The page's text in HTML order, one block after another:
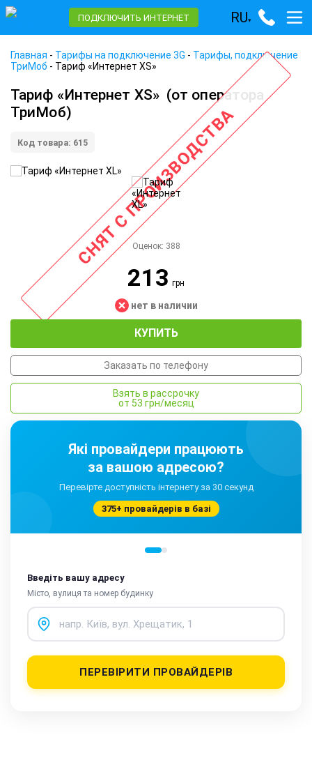
ПОДКЛЮЧИТЬ ИНТЕРНЕТ RU▾
Главная - Тарифы на подключение 3G - Тарифы, подключение
ТриМоб - Тариф «Интернет XS»
Тариф «Интернет XS» (от оператора
ТриМоб)
Код товара: 615СНЯТ С ПРОИЗВОДСТВА
Оценок: 388
213грн
нет в наличии
КУПИТЬ
Заказать по телефону
Взять в рассрочку
от 53 грн/месяц
Які провайдери працюють
за вашою адресою?
Перевірте доступність інтернету за 30 секунд
375+ провайдерів в базі
Введіть вашу адресу
Місто, вулиця та номер будинку
ПЕРЕВІРИТИ ПРОВАЙДЕРІВ